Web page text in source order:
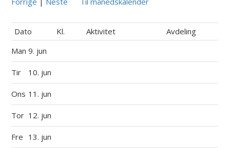
Dato Kl. Aktivitet
Avdeling
Man9. jun
Tir 10. jun
Ons 11. jun
Tor 12. jun
Fre 13. jun